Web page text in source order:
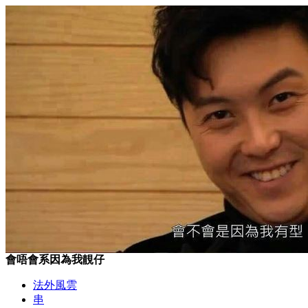
會唔會系因為我靚仔
法外風雲
串